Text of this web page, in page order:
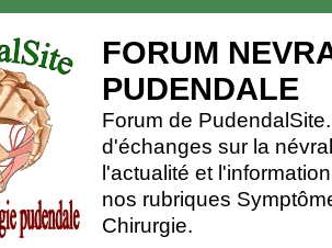
FORUM
PUDENDALE
Forum de
d'échanges sur la
l'actualité et
nos rubriques
Chirurgie.